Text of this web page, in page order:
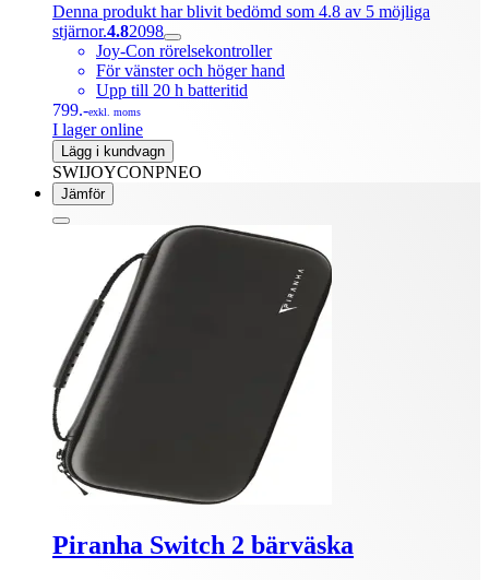
Denna produkt har blivit bedömd som 4.8 av 5 möjliga
stjärnor.4.82098
Joy-Con rörelsekontroller
För vänster och höger hand
Upp till 20 h batteritid
799.-exkl. moms
I lager online
Lägg i kundvagn
SWIJOYCONPNEO
Jämför
Piranha Switch 2 bärväska